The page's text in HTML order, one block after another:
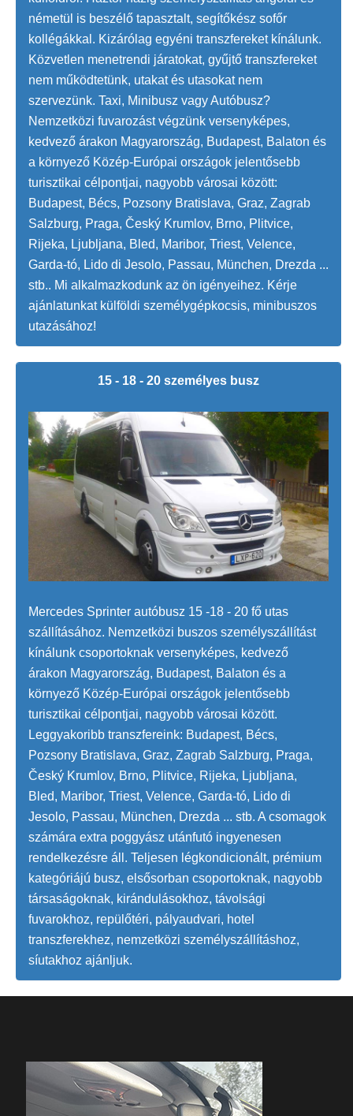
németül is beszélő tapasztalt, segítőkész sofőr
kollégákkal. Kizárólag egyéni transzfereket kínálunk.
Közvetlen menetrendi járatokat, gyűjtő transzfereket
nem működtetünk, utakat és utasokat nem
szervezünk. Taxi, Minibusz vagy Autóbusz?
Nemzetközi fuvarozást végzünk versenyképes,
kedvező árakon Magyarország, Budapest, Balaton és
a környező Közép-Európai országok jelentősebb
turisztikai célpontjai, nagyobb városai között:
Budapest, Bécs, Pozsony Bratislava, Graz, Zagrab
Salzburg, Praga, Český Krumlov, Brno, Plitvice,
Rijeka, Ljubljana, Bled, Maribor, Triest, Velence,
Garda-tó, Lido di Jesolo, Passau, München, Drezda ...
stb.. Mi alkalmazkodunk az ön igényeihez. Kérje
ajánlatunkat külföldi személygépkocsis, minibuszos
utazásához!
15 - 18 - 20 személyes busz
Mercedes Sprinter autóbusz 15 -18 - 20 fő utas
szállításához. Nemzetközi buszos személyszállítást
kínálunk csoportoknak versenyképes, kedvező
árakon Magyarország, Budapest, Balaton és a
környező Közép-Európai országok jelentősebb
turisztikai célpontjai, nagyobb városai között.
Leggyakoribb transzfereink: Budapest, Bécs,
Pozsony Bratislava, Graz, Zagrab Salzburg, Praga,
Český Krumlov, Brno, Plitvice, Rijeka, Ljubljana,
Bled, Maribor, Triest, Velence, Garda-tó, Lido di
Jesolo, Passau, München, Drezda ... stb. A csomagok
számára extra poggyász utánfutó ingyenesen
rendelkezésre áll. Teljesen légkondicionált, prémium
kategóriájú busz, elsősorban csoportoknak, nagyobb
társaságoknak, kirándulásokhoz, távolsági
fuvarokhoz, repülőtéri, pályaudvari, hotel
transzferekhez, nemzetközi személyszállításhoz,
síutakhoz ajánljuk.